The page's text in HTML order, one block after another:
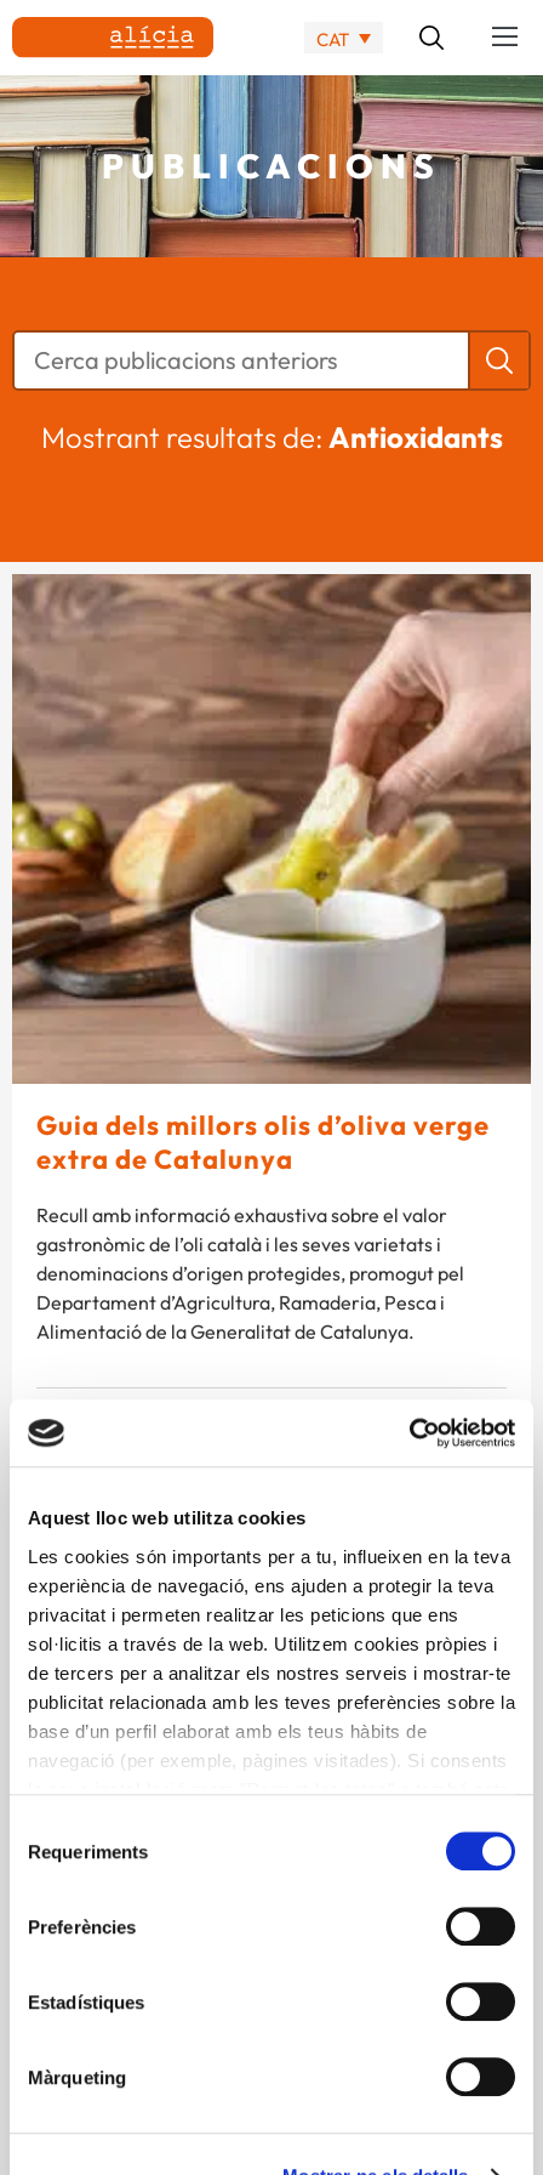
Aquest lloc web utilitza cookies
Les cookies són importants per a tu, influeixen en la teva
experiència de navegació, ens ajuden a protegir la teva
privacitat i permeten realitzar les peticions que ens
sol·licitis a través de la web. Utilitzem cookies pròpies i
de tercers per a analitzar els nostres serveis i mostrar-te
publicitat relacionada amb les teves preferències sobre la
base d’un perfil elaborat amb els teus hàbits de
navegació (per exemple, pàgines visitades). Si consents
informació a la nostra
Requeriments
Preferències
Estadístiques
Màrqueting
CAT
PUBLICACIONS
Mostrant resultats de: Antioxidants
Guia dels millors olis d’oliva verge
extra de Catalunya
Recull amb informació exhaustiva sobre el valor
gastronòmic de l’oli català i les seves varietats i
denominacions d’origen protegides, promogut pel
Departament d’Agricultura, Ramaderia, Pesca i
Alimentació de la Generalitat de Catalunya.
Antioxidants
Descarregar Publicació